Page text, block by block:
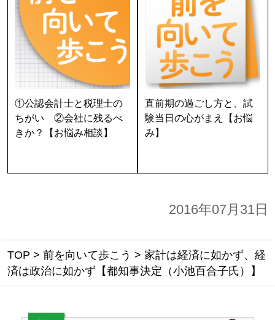
①公認会計士と税理士の
ちがい ②会社に残るべ
きか？【お悩み相談】
直前期の過ごし方と、試
験当日の心がまえ【お悩
み】
2016年07月31日
TOP > 前を向いて歩こう > 家計は経済に如かず、経
済は政治に如かず【都知事決定（小池百合子氏）】